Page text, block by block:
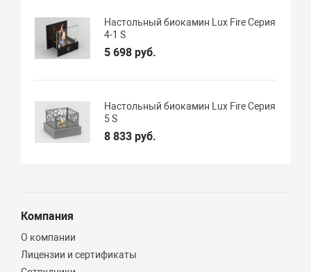
Настольный биокамин Lux Fire Серия
4-1 S
5 698 руб.
Настольный биокамин Lux Fire Серия
5 S
8 833 руб.
Компания
О компании
Лицензии и сертификаты